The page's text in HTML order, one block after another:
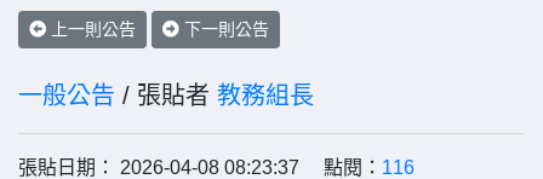
上一則公告 下一則公告
一般公告 / 張貼者 教務組長
張貼日期： 2026-04-08 08:23:37 點閱： 116